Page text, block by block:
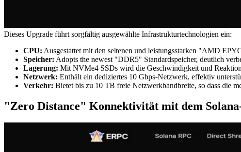
Dieses Upgrade führt sorgfältig ausgewählte Infrastrukturtechnologien ein:
CPU: Ausgestattet mit den seltenen und leistungsstarken "AMD
Speicher: Adopts the newest "DDR5" Standardspeicher, deutlich
Lagerung: Mit NVMe4 SSDs wird die Geschwindigkeit und
Netzwerk: Enthält ein dediziertes 10 Gbps-Netzwerk, effektiv
Verkehr: Bietet bis zu 10 TB freie Netzwerkbandbreite, so dass die
"Zero Distance" Konnektivität mit dem